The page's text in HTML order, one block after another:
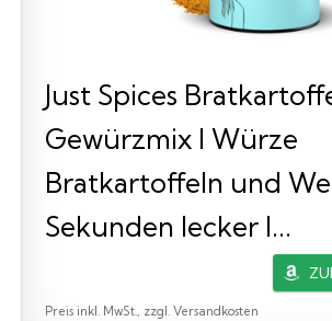
Just Spices
Gewürzmix I Würze
Bratkartoffeln und
Sekunden lecker I...
Preis inkl. MwSt., zzgl. Versandkosten